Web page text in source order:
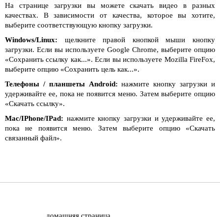
На странице загрузки вы можете скачать видео в разных
качествах. В зависимости от качества, которое вы хотите,
выберите соответствующую кнопку загрузки.
Windows/Linux: щелкните правой кнопкой мыши кнопку
загрузки. Если вы используете Google Chrome, выберите опцию
«Сохранить ссылку как...». Если вы используете Mozilla FireFox,
выберите опцию «Сохранить цель как...».
Телефоны / планшеты Android: нажмите кнопку загрузки и
удерживайте ее, пока не появится меню. Затем выберите опцию
«Скачать ссылку».
Mac/IPhone/IPad: нажмите кнопку загрузки и удерживайте ее,
пока не появится меню. Затем выберите опцию «Скачать
связанный файл».